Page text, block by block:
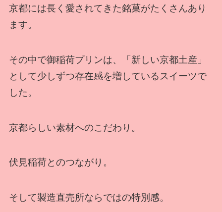
京都には長く愛されてきた銘菓がたくさんあり
ます。
その中で御稲荷プリンは、「新しい京都土産」
として少しずつ存在感を増しているスイーツで
した。
京都らしい素材へのこだわり。
伏見稲荷とのつながり。
そして製造直売所ならではの特別感。